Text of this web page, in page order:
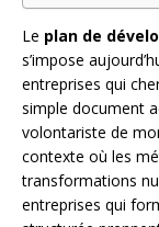
Le plan de
s’impose
entreprises qui
simple document
volontariste de
contexte où les
transformations
entreprises qui